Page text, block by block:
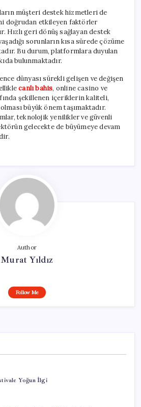
müşteri destek hizmetleri de
doğrudan etkileyen faktörler
Hızlı geri dönüş sağlayan destek
sorunların kısa sürede çözüme
Bu durum, platformlara duyulan
bulunmaktadır.
dünyası sürekli gelişen ve değişen
canlı bahis, online casino ve
şekillenen içeriklerin kaliteli,
büyük önem taşımaktadır.
teknolojik yenilikler ve güvenli
gelecekte de büyümeye devam
Author
Murat Yıldız
Follow Me
Yoğun İlgi